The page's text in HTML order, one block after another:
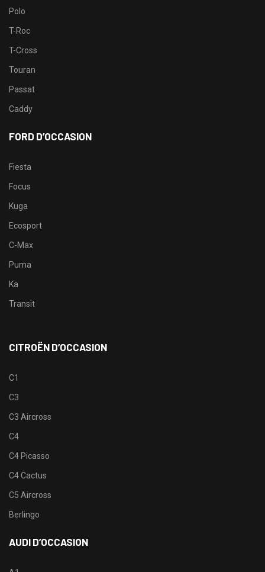
Polo
T-Roc
T-Cross
Touran
Passat
Caddy
FORD D’OCCASION
Fiesta
Focus
Kuga
Ecosport
C-Max
Puma
Ka
Transit
CITROËN D’OCCASION
C1
C3
C3 Aircross
C4
C4 Picasso
C4 Cactus
C5 Aircross
Berlingo
AUDI D’OCCASION